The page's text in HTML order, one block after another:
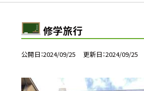
修学旅行
公開日 2024/09/25 更新日 2024/09/25